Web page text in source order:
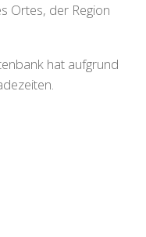
Ortes, der Region
hat aufgrund